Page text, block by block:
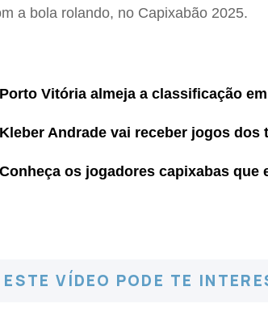
a bola rolando, no Capixabão 2025.
Porto Vitória almeja a classificação
Kleber Andrade vai receber jogos dos
Conheça os jogadores capixabas que
ESTE VÍDEO PODE TE